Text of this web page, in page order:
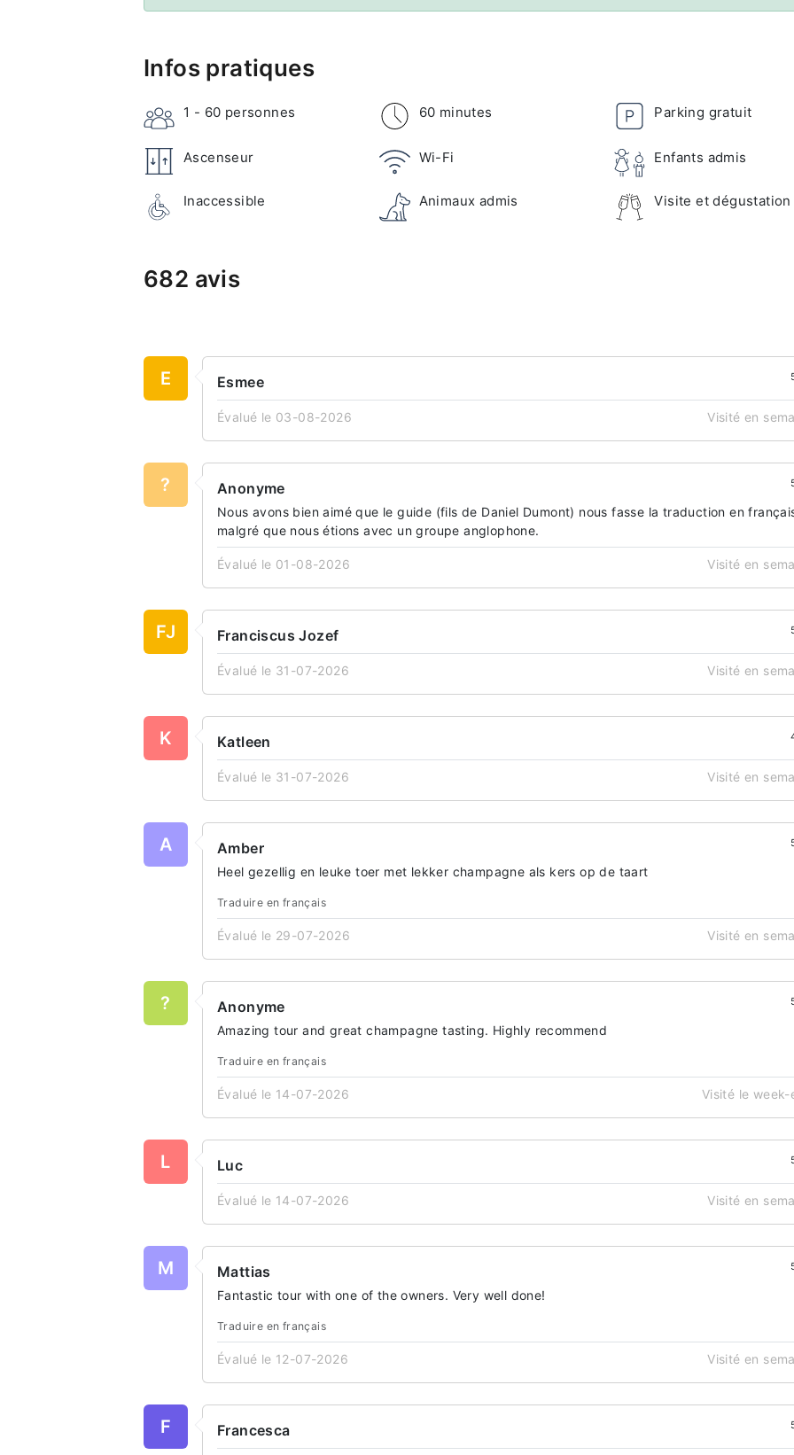
Infos pratiques
1 - 60 personnes 60 minutes Parking gratuit
Ascenseur Wi-Fi Enfants admis
Inaccessible Animaux admis Visite et dégustation
682 avis
E Esmee
Évalué le 03-08-2026 Visité en
? Anonyme
Nous avons bien aimé que le guide (fils de Daniel Dumont) nous fasse la traduction en
malgré que nous étions avec un groupe anglophone.
Évalué le 01-08-2026 Visité en
FJ Franciscus Jozef
Évalué le 31-07-2026 Visité en
K Katleen
Évalué le 31-07-2026 Visité en
A Amber
Heel gezellig en leuke toer met lekker champagne als kers op de taart
Traduire en français
Évalué le 29-07-2026 Visité en
? Anonyme
Amazing tour and great champagne tasting. Highly recommend
Traduire en français
Évalué le 14-07-2026 Visité le week-
L Luc
Évalué le 14-07-2026 Visité en
M Mattias
Fantastic tour with one of the owners. Very well done!
Traduire en français
Évalué le 12-07-2026 Visité en
F Francesca